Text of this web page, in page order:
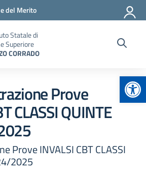
del Merito
Statale di
Superiore
CORRADO
Prove
CLASSI QUINTE
Prove INVALSI CBT CLASSI
2025